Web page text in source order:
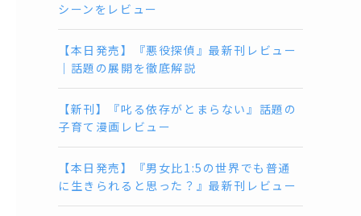
シーンをレビュー
【本日発売】『悪役探偵』最新刊レビュー
｜話題の展開を徹底解説
【新刊】『叱る依存がとまらない』話題の
子育て漫画レビュー
【本日発売】『男女比1:5の世界でも普通
に生きられると思った？』最新刊レビュー